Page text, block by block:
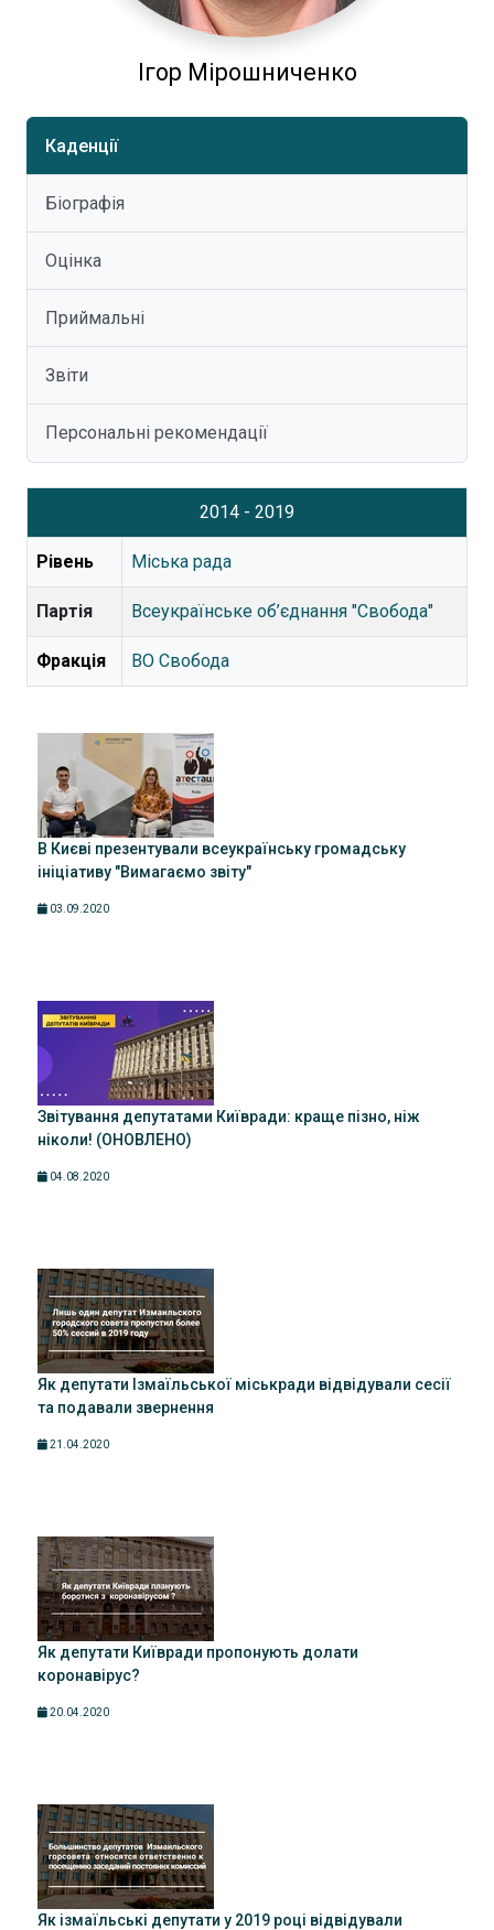
Ігор Мірошниченко
Каденції
Біографія
Оцінка
Приймальні
Звіти
Персональні рекомендації
2014 - 2019
Рівень Міська рада
Партія Всеукраїнське об’єднання "Свобода"
Фракція ВО Свобода
В Києві презентували всеукраїнську громадську
ініціативу "Вимагаємо звіту"
03.09.2020
Звітування депутатами Київради: краще пізно, ніж
ніколи! (ОНОВЛЕНО)
04.08.2020
Як депутати Ізмаїльської міськради відвідували сесії
та подавали звернення
21.04.2020
Як депутати Київради пропонують долати
коронавірус?
20.04.2020
Як ізмаїльські депутати у 2019 році відвідували